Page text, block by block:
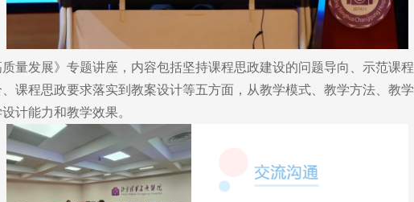
发展》专题讲座，内容包括坚持课程思政建设的问题导向、示范课
课程思政要求落实到教案设计等五方面，从教学模式、教学方法、教
计能力和教学效果。